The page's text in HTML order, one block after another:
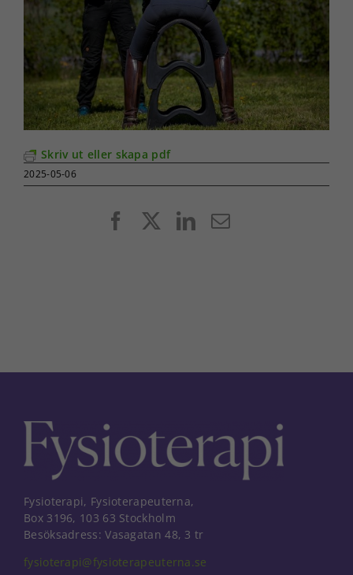
Skriv ut eller skapa pdf
2025-05-06
FacebookLinkedIn
E-
Fysioterapi, Fysioterapeuterna,
Box 3196, 103 63 Stockholm
Besöksadress: Vasagatan 48, 3 tr
fysioterapi@fysioterapeuterna.se